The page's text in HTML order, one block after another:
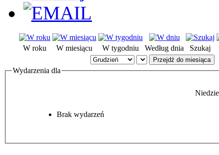
W roku W miesiącu W tygodniu Według dnia Szukaj
Przejdź do miesiąca
Wydarzenia dla
Brak wydarzeń